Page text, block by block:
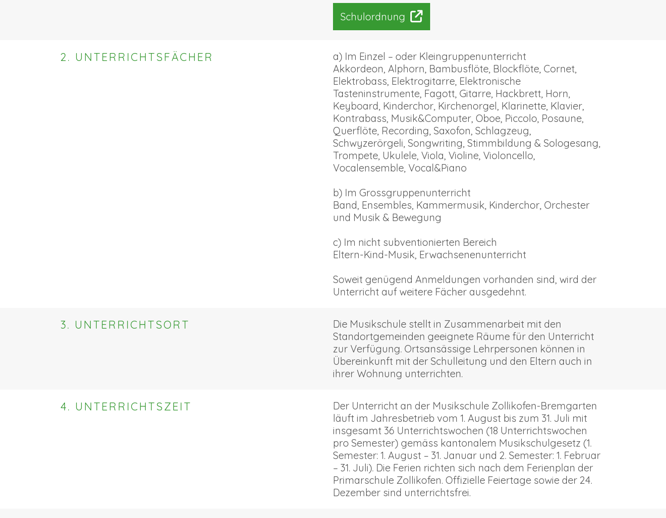
Schulordnung
2. UNTERRICHTSFÄCHER
a) Im Einzel – oder Kleingruppenunterricht
Akkordeon, Alphorn, Bambusflöte, Blockflöte, Cornet,
Elektrobass, Elektrogitarre, Elektronische
Tasteninstrumente, Fagott, Gitarre, Hackbrett, Horn,
Keyboard, Kinderchor, Kirchenorgel, Klarinette, Klavier,
Kontrabass, Musik&Computer, Oboe, Piccolo, Posaune,
Querflöte, Recording, Saxofon, Schlagzeug,
Schwyzerörgeli, Songwriting, Stimmbildung & Sologesang,
Trompete, Ukulele, Viola, Violine, Violoncello,
Vocalensemble, Vocal&Piano
b) Im Grossgruppenunterricht
Band, Ensembles, Kammermusik, Kinderchor, Orchester
und Musik & Bewegung
c) Im nicht subventionierten Bereich
Eltern-Kind-Musik, Erwachsenenunterricht
Soweit genügend Anmeldungen vorhanden sind, wird der
Unterricht auf weitere Fächer ausgedehnt.
3. UNTERRICHTSORT
Die Musikschule stellt in Zusammenarbeit mit den
Standortgemeinden geeignete Räume für den Unterricht
zur Verfügung. Ortsansässige Lehrpersonen können in
Übereinkunft mit der Schulleitung und den Eltern auch in
ihrer Wohnung unterrichten.
4. UNTERRICHTSZEIT
Der Unterricht an der Musikschule Zollikofen-Bremgarten
läuft im Jahresbetrieb vom 1. August bis zum 31. Juli mit
insgesamt 36 Unterrichtswochen (18 Unterrichtswochen
pro Semester) gemäss kantonalem Musikschulgesetz (1.
Semester: 1. August – 31. Januar und 2. Semester: 1. Februar
– 31. Juli). Die Ferien richten sich nach dem Ferienplan der
Primarschule Zollikofen. Offizielle Feiertage sowie der 24.
Dezember sind unterrichtsfrei.